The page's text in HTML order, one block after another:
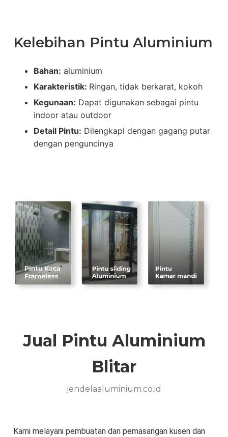
Kelebihan Pintu Aluminium
Bahan: aluminium
Karakteristik: Ringan, tidak berkarat, kokoh
Kegunaan: Dapat digunakan sebagai pintu
indoor atau outdoor
Detail Pintu: Dilengkapi dengan gagang putar
dengan penguncinya
Jual Pintu Aluminium
Blitar
jendelaaluminium.co.id
Kami melayani pembuatan dan pemasangan kusen dan